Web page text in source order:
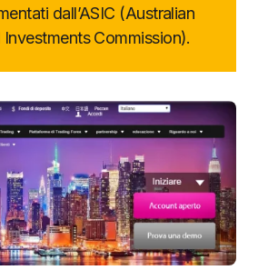
dall’ASIC (Australian
Commission).